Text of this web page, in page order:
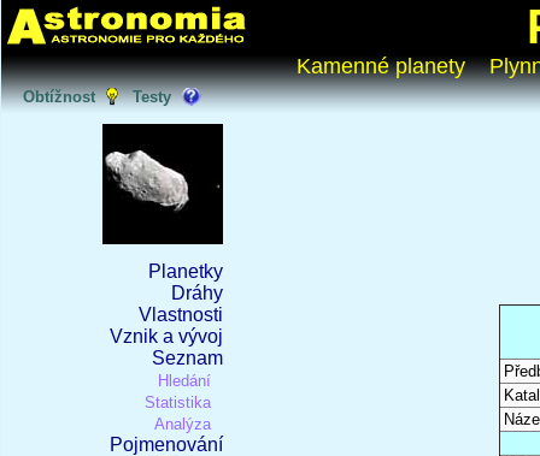
Kamenné planety
Obtížnost Testy
Planetky
Dráhy
Vlastnosti
Vznik a vývoj
Seznam
Hledání
Statistika
Analýza
Pojmenování